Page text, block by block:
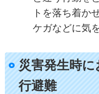
トを落ち着か
ケガなどに気
災害発生時
行避難